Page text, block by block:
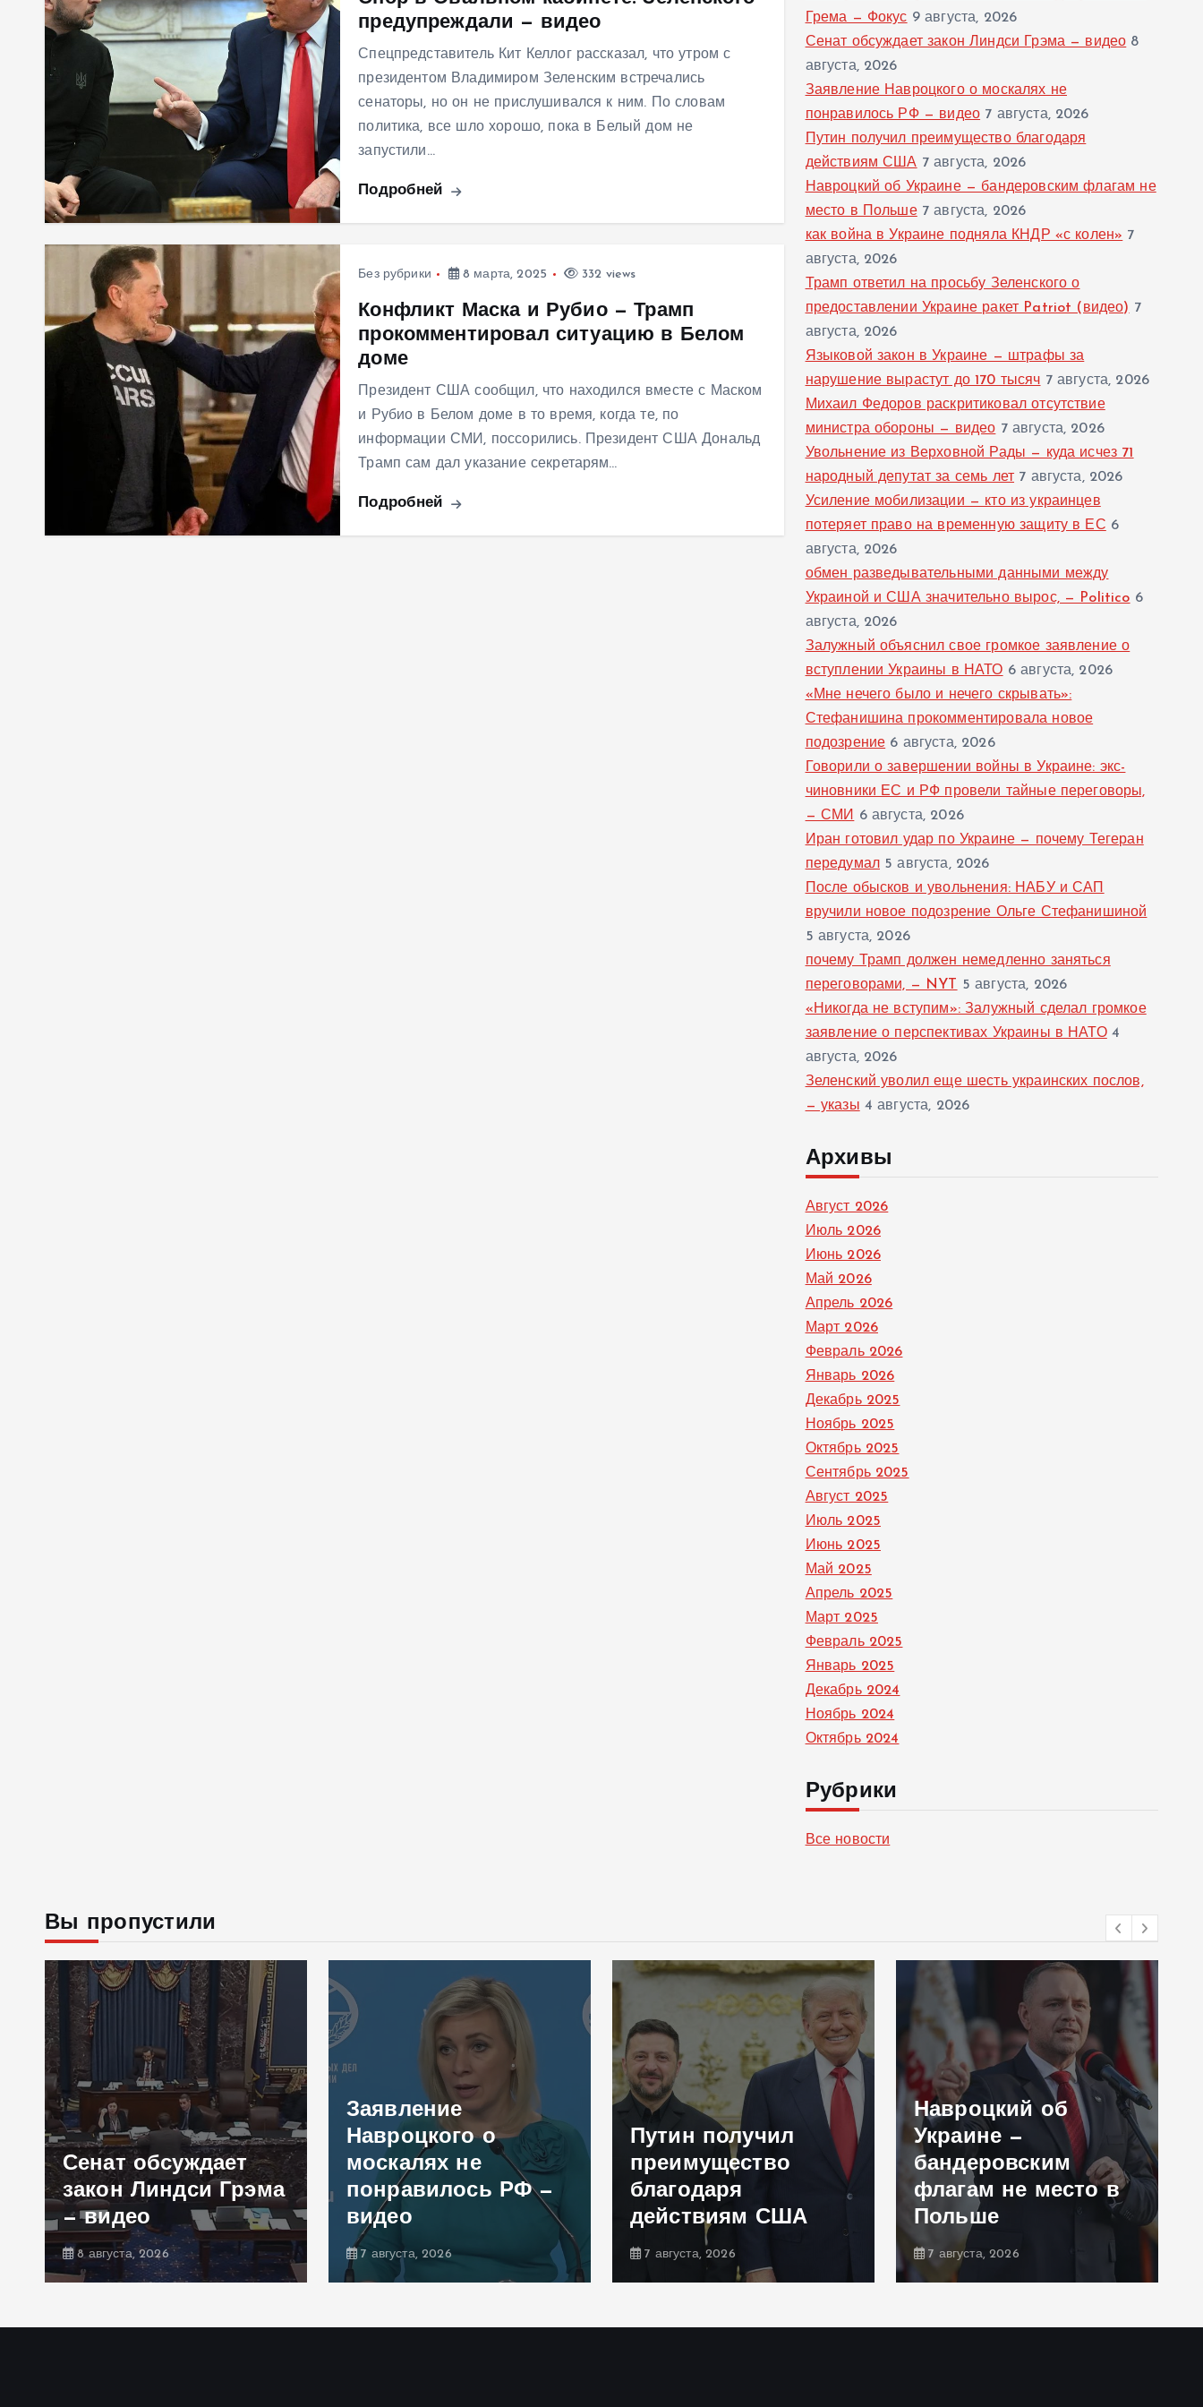
предупреждали — видео
Спецпредставитель Кит Келлог рассказал, что утром с
президентом Владимиром Зеленским встречались
сенаторы, но он не прислушивался к ним. По словам
политика, все шло хорошо, пока в Белый дом не
запустили…
Подробней
Без рубрики 8 марта, 2025 332 views
Конфликт Маска и Рубио — Трамп
прокомментировал ситуацию в Белом
доме
Президент США сообщил, что находился вместе с Маском
и Рубио в Белом доме в то время, когда те, по
информации СМИ, поссорились. Президент США Дональд
Трамп сам дал указание секретарям…
Подробней
Грема — Фокус 9 августа, 2026
Сенат обсуждает закон Линдси Грэма — видео 8
августа, 2026
Заявление Навроцкого о москалях не
понравилось РФ — видео 7 августа, 2026
Путин получил преимущество благодаря
действиям США 7 августа, 2026
Навроцкий об Украине — бандеровским флагам не
место в Польше 7 августа, 2026
как война в Украине подняла КНДР «с колен» 7
августа, 2026
Трамп ответил на просьбу Зеленского о
предоставлении Украине ракет Patriot (видео) 7
августа, 2026
Языковой закон в Украине — штрафы за
нарушение вырастут до 170 тысяч 7 августа, 2026
Михаил Федоров раскритиковал отсутствие
министра обороны — видео 7 августа, 2026
Увольнение из Верховной Рады — куда исчез 71
народный депутат за семь лет 7 августа, 2026
Усиление мобилизации — кто из украинцев
потеряет право на временную защиту в ЕС 6
августа, 2026
обмен разведывательными данными между
Украиной и США значительно вырос, — Politico 6
августа, 2026
Залужный объяснил свое громкое заявление о
вступлении Украины в НАТО 6 августа, 2026
«Мне нечего было и нечего скрывать»:
Стефанишина прокомментировала новое
подозрение 6 августа, 2026
Говорили о завершении войны в Украине: экс-
чиновники ЕС и РФ провели тайные переговоры,
— СМИ 6 августа, 2026
Иран готовил удар по Украине — почему Тегеран
передумал 5 августа, 2026
После обысков и увольнения: НАБУ и САП
вручили новое подозрение Ольге Стефанишиной
5 августа, 2026
почему Трамп должен немедленно заняться
переговорами, — NYT
5 августа, 2026
«Никогда не вступим»: Залужный сделал громкое
заявление о перспективах Украины в НАТО 4
августа, 2026
Зеленский уволил еще шесть украинских послов,
— указы 4 августа, 2026
Архивы
Август 2026
Июль 2026
Июнь 2026
Май 2026
Апрель 2026
Март 2026
Февраль 2026
Январь 2026
Декабрь 2025
Ноябрь 2025
Октябрь 2025
Сентябрь 2025
Август 2025
Июль 2025
Июнь 2025
Май 2025
Апрель 2025
Март 2025
Февраль 2025
Январь 2025
Декабрь 2024
Ноябрь 2024
Октябрь 2024
Рубрики
Все новости
Вы пропустили
Сенат обсуждает
закон Линдси Грэма
— видео
8 августа, 2026
Заявление
Навроцкого о
москалях не
понравилось РФ —
видео
7 августа, 2026
Путин получил
преимущество
благодаря
действиям США
7 августа, 2026
Навроцкий об
Украине —
бандеровским
флагам не место в
Польше
7 августа, 2026